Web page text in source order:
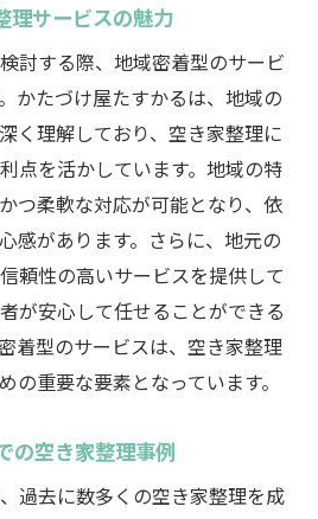
するかたづけ屋たすかるの技
生む安心の空き家整理
たづけ屋たすかるの秘密
ける技術的な課題と解決策
ある空き家整理の利点
すかるの技術を体感する方法
消京都府のかたづけ屋たすか
き家整理における感情ケア
理サービスの魅力
討する際、地域密着型のサービ
かたづけ屋たすかるは、地域の
く理解しており、空き家整理に
点を活かしています。地域の特
つ柔軟な対応が可能となり、依
感があります。さらに、地元の
頼性の高いサービスを提供して
が安心して任せることができる
着型のサービスは、空き家整理
の重要な要素となっています。
空き家整理事例
過去に数多くの空き家整理を成